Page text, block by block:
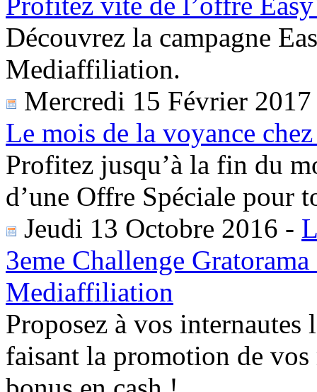
Découvrez la campagne
Mediaffiliation.
Mercredi 15 Février 2017
Le mois de la voyance
Profitez jusqu’à la fin du
d’une Offre Spéciale pour
Jeudi 13 Octobre 2016 -
3eme Challenge
Mediaffiliation
Proposez à vos
faisant la promotion de vos